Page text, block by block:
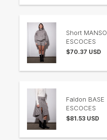
Short MANSO
ESCOCES
$70.37 USD
Faldon BASE
ESCOCES
$81.53 USD